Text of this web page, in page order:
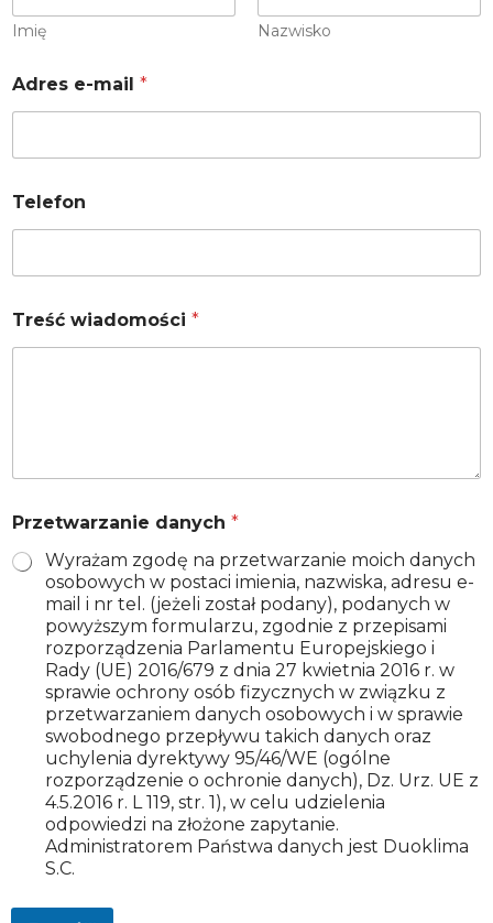
Imię Nazwisko
Adres e-mail *
Telefon
Treść wiadomości *
r
z
e
a
Przetwarzanie danych *
Wyrażam zgodę na przetwarzanie moich danych
osobowych w postaci imienia, nazwiska, adresu e-
mail i nr tel. (jeżeli został podany), podanych w
powyższym formularzu, zgodnie z przepisami
rozporządzenia Parlamentu Europejskiego i
Rady (UE) 2016/679 z dnia 27 kwietnia 2016 r. w
sprawie ochrony osób fizycznych w związku z
przetwarzaniem danych osobowych i w sprawie
swobodnego przepływu takich danych oraz
uchylenia dyrektywy 95/46/WE (ogólne
rozporządzenie o ochronie danych), Dz. Urz. UE z
4.5.2016 r. L 119, str. 1), w celu udzielenia
odpowiedzi na złożone zapytanie.
Administratorem Państwa danych jest Duoklima
S.C.